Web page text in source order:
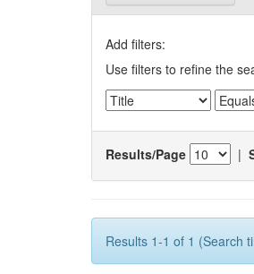
Add filters:
Use filters to refine the
Results/Page |
Results 1-1 of 1 (Search